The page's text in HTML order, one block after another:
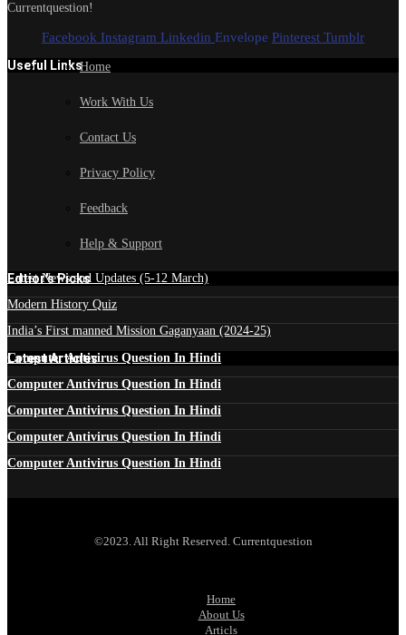
Currentquestion!
Facebook Instagram Linkedin Envelope Pinterest Tumblr
Useful LinksHome
Work With Us
Contact Us
Privacy Policy
Feedback
Help & Support
Edtior's Picks
Latest News and Updates (5-12 March)
Modern History Quiz
India’s First manned Mission Gaganyaan (2024-25)
Latest Articles
Computer Antivirus Question In Hindi
Computer Antivirus Question In Hindi
Computer Antivirus Question In Hindi
Computer Antivirus Question In Hindi
Computer Antivirus Question In Hindi
©2023. All Right Reserved. Currentquestion
Home
About Us
Articls